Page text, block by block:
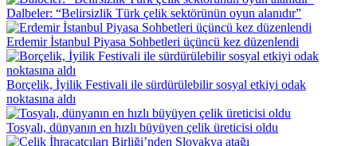
Dalbeler: “Belirsizlik Türk çelik sektörünün oyun alanıdır”
Erdemir İstanbul Piyasa Sohbetleri üçüncü kez düzenlendi
Borçelik, İyilik Festivali ile sürdürülebilir sosyal etkiyi odak
noktasına aldı
Tosyalı, dünyanın en hızlı büyüyen çelik üreticisi oldu